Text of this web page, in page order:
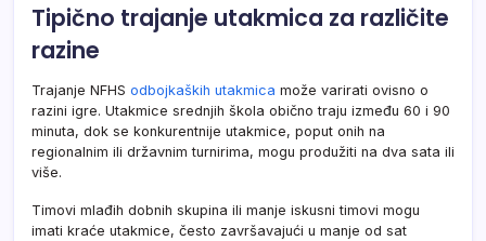
Tipično trajanje utakmica za različite
razine
Trajanje NFHS odbojkaških utakmica može varirati ovisno o
razini igre. Utakmice srednjih škola obično traju između 60 i 90
minuta, dok se konkurentnije utakmice, poput onih na
regionalnim ili državnim turnirima, mogu produžiti na dva sata ili
više.
Timovi mlađih dobnih skupina ili manje iskusni timovi mogu
imati kraće utakmice, često završavajući u manje od sat